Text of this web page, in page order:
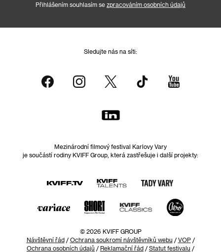
Přihlášením souhlasím se zpracováním osobních údajů
Sledujte nás na síti:
Mezinárodní filmový festival Karlovy Vary
je součástí rodiny KVIFF Group, která zastřešuje i další projekty:
© 2026 KVIFF GROUP
Návštěvní řád/ Ochrana soukromí návštěvníků webu / VOP/
Ochrana osobních údajů / Reklamační řád / Statut festivalu /